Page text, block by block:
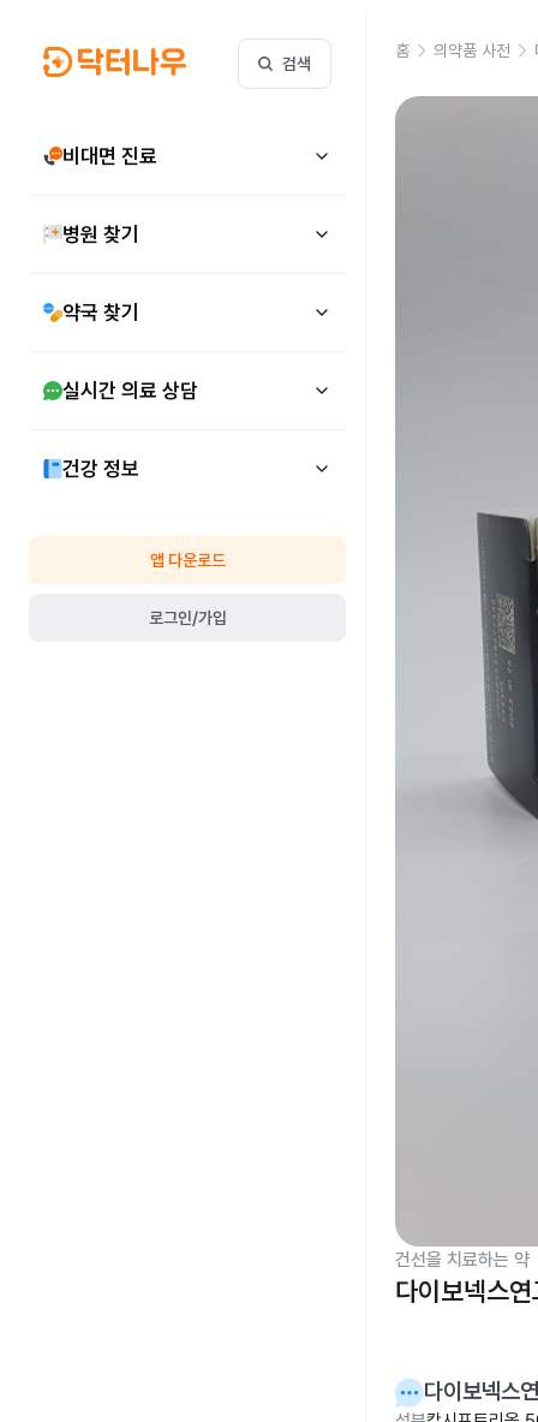
검색
비대면 진료
병원 찾기
약국 찾기
실시간 의료 상담
건강 정보
앱 다운로드
로그인/가입
홈 의약품 사전
건선을 치료하는 약
다이보넥스
다이보넥스